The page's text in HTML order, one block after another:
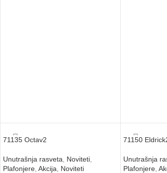
71135 Octav2
Unutrašnja rasveta Noviteti
Plafonjere ,Akcija
Noviteti
71150
Unutrašnja
Plafonjere ,